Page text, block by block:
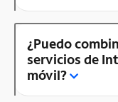
¿Puedo
servicios de
móvil?